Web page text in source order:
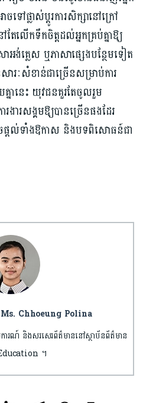
ទៅផ្លាស់ប្ដូរការសិក្សានៅក្រៅ
លើកទឹកចិត្តដល់អ្នកគ្រប់គ្នាឱ្យ
ង់គ្លេស ឬភាសាផ្សេងបន្ថែមទៀត
រៈសំខាន់ជាច្រើនសម្រាប់ការ
ានេះ យុវជនគួរតែចូលរួម
រងារសង្គមឱ្យបានច្រើនផងដែរ
ដល់ទាំងឱកាស និងបទពិសោធន៍ជា
Chhoeung Polina
ារណ៍ និងសរសេរព័ត៌មាននៅស្ថាប័នព័ត៌មាន
។